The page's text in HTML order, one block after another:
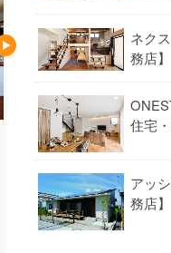
ネク
務店】
住宅
アッ
務店】